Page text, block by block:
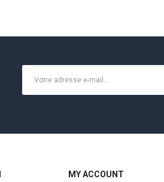
MY ACCOUNT